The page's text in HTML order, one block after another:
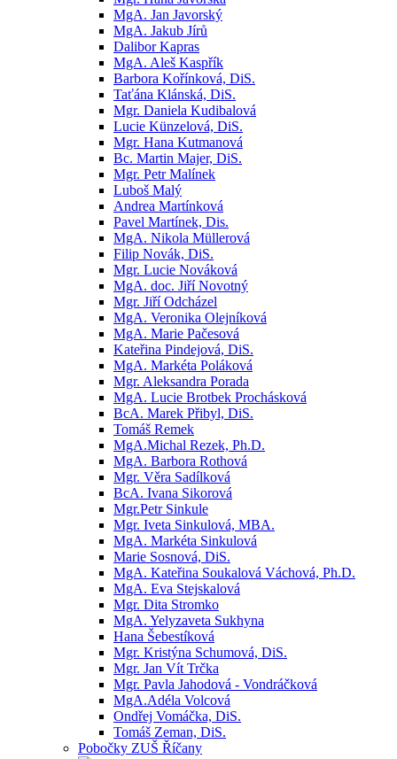
MgA. Jan Javorský
MgA. Jakub Jírů
Dalibor Kapras
MgA. Aleš Kaspřík
Barbora Kořínková, DiS.
Taťána Klánská, DiS.
Mgr. Daniela Kudibalová
Lucie Künzelová, DiS.
Mgr. Hana Kutmanová
Bc. Martin Majer, DiS.
Mgr. Petr Malínek
Luboš Malý
Andrea Martínková
Pavel Martínek, Dis.
MgA. Nikola Müllerová
Filip Novák, DiS.
Mgr. Lucie Nováková
MgA. doc. Jiří Novotný
Mgr. Jiří Odcházel
MgA. Veronika Olejníková
MgA. Marie Pačesová
Kateřina Pindejová, DiS.
MgA. Markéta Poláková
Mgr. Aleksandra Porada
MgA. Lucie Brotbek Prochásková
BcA. Marek Přibyl, DiS.
Tomáš Remek
MgA.Michal Rezek, Ph.D.
MgA. Barbora Rothová
Mgr. Věra Sadílková
BcA. Ivana Sikorová
Mgr.Petr Sinkule
Mgr. Iveta Sinkulová, MBA.
MgA. Markéta Sinkulová
Marie Sosnová, DiS.
MgA. Kateřina Soukalová Váchová, Ph.D.
MgA. Eva Stejskalová
Mgr. Dita Stromko
MgA. Yelyzaveta Sukhyna
Hana Šebestíková
Mgr. Kristýna Schumová, DiS.
Mgr. Jan Vít Trčka
Mgr. Pavla Jahodová - Vondráčková
MgA.Adéla Volcová
Ondřej Vomáčka, DiS.
Tomáš Zeman, DiS.
Pobočky ZUŠ Říčany